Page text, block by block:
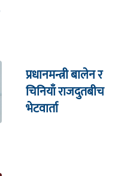
प्रधानमन्त्री बालेन र
चिनियाँ राजदुतबीच
भेटवार्ता